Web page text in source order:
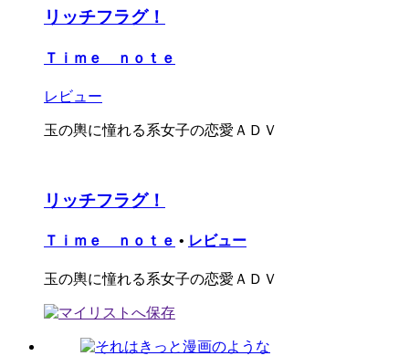
リッチフラグ！
Ｔｉｍｅ ｎｏｔｅ
レビュー
玉の輿に憧れる系女子の恋愛ＡＤＶ
リッチフラグ！
Ｔｉｍｅ ｎｏｔｅ • レビュー
玉の輿に憧れる系女子の恋愛ＡＤＶ